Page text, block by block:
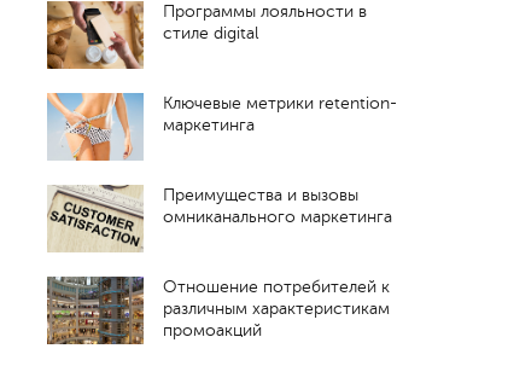
Программы лояльности в
стиле digital
Ключевые метрики retention-
маркетинга
Преимущества и вызовы
омниканального маркетинга
Отношение потребителей к
различным характеристикам
промоакций